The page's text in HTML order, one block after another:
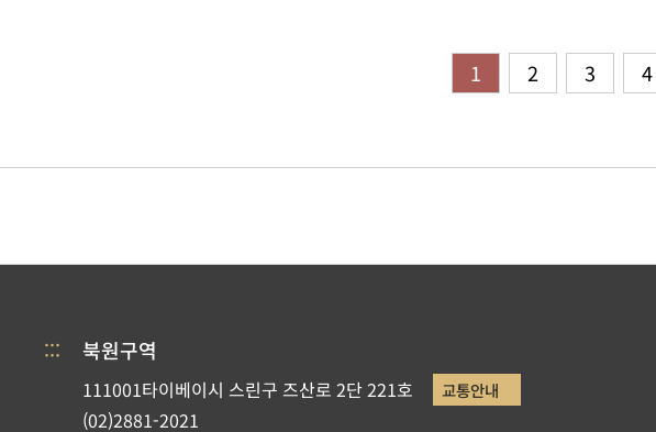
1
2 3 4
::: 북원구역
111001타이베이시 스린구 즈산로 2단 221호 교통안내
(02)2881-2021